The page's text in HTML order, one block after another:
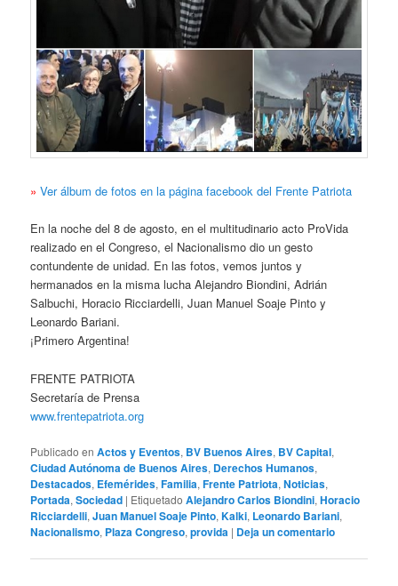
» Ver álbum de fotos en la página facebook del Frente Patriota
En la noche del 8 de agosto, en el multitudinario acto ProVida
realizado en el Congreso, el Nacionalismo dio un gesto
contundente de unidad. En las fotos, vemos juntos y
hermanados en la misma lucha Alejandro Biondini, Adrián
Salbuchi, Horacio Ricciardelli, Juan Manuel Soaje Pinto y
Leonardo Bariani.
¡Primero Argentina!
FRENTE PATRIOTA
Secretaría de Prensa
www.frentepatriota.org
Publicado en Actos y Eventos, BV Buenos Aires, BV Capital,
Ciudad Autónoma de Buenos Aires, Derechos Humanos,
Destacados, Efemérides,Familia,Frente Patriota,Noticias,
Portada,Sociedad | Etiquetado Alejandro Carlos Biondini,Horacio
Ricciardelli,Juan Manuel Soaje Pinto,Kalki, Leonardo Bariani,
Nacionalismo, Plaza Congreso,provida | Deja un comentario